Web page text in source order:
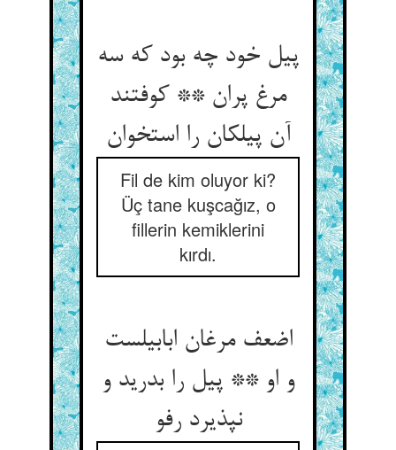
پیل خود چه بود که سه
مرغ پران ** کوفتند
آن پیلکان را استخوان
Fil de kim oluyor ki?
Üç tane kuşcağız, o
fillerin kemiklerini
kırdı.
اضعف مرغان ابابیلست
و او ** پیل را بدرید و
نپذیرد رفو